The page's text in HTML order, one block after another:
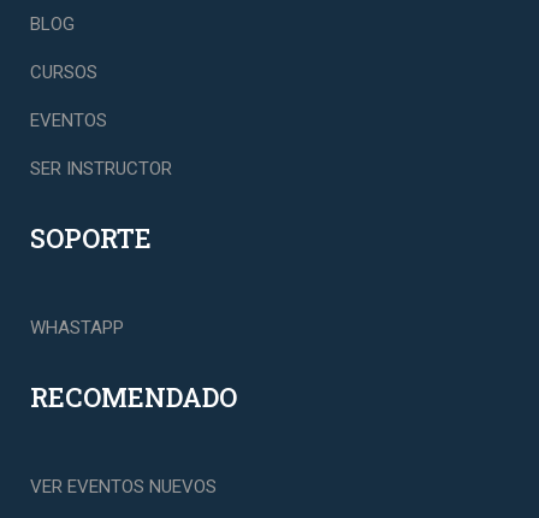
BLOG
CURSOS
EVENTOS
SER INSTRUCTOR
SOPORTE
WHASTAPP
RECOMENDADO
VER EVENTOS NUEVOS